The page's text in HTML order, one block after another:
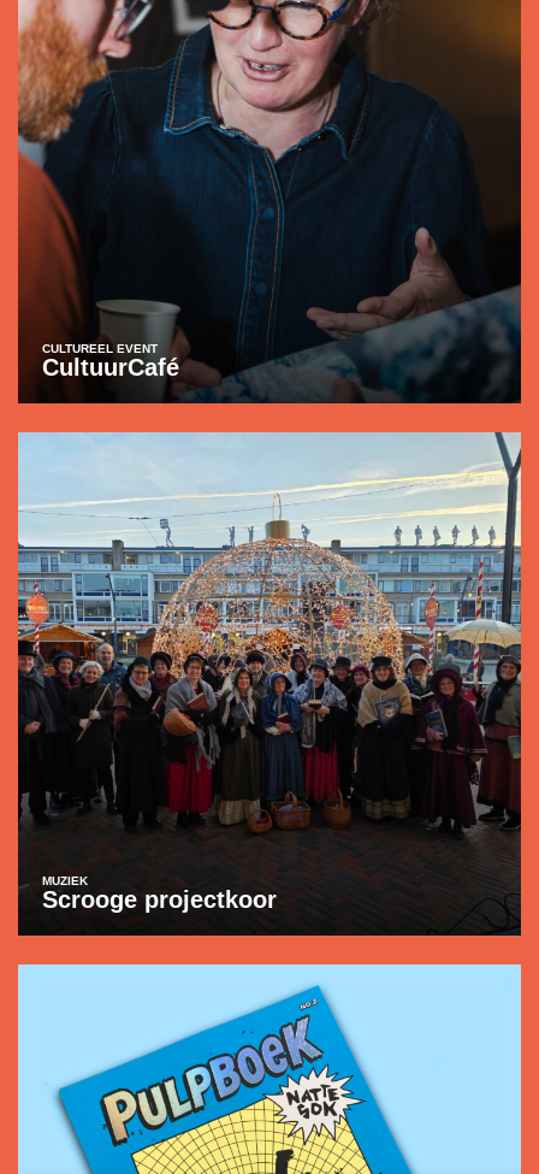
CULTUREEL EVENT
CultuurCafé
MUZIEK
Scrooge projectkoor